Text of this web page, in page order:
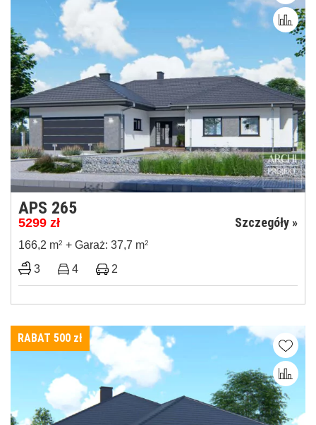
APS 265
5299 zł Szczegóły »
166,2 m2 + Garaż: 37,7 m2
3 4 2
RABAT 500 zł